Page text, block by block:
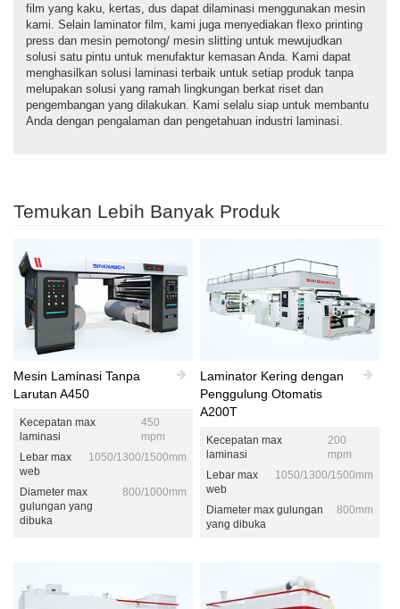
film yang kaku, kertas, dus dapat dilaminasi menggunakan mesin
kami. Selain laminator film, kami juga menyediakan flexo printing
press dan mesin pemotong/ mesin slitting untuk mewujudkan
solusi satu pintu untuk menufaktur kemasan Anda. Kami dapat
menghasilkan solusi laminasi terbaik untuk setiap produk tanpa
melupakan solusi yang ramah lingkungan berkat riset dan
pengembangan yang dilakukan. Kami selalu siap untuk membantu
Anda dengan pengalaman dan pengetahuan industri laminasi.
Temukan Lebih Banyak Produk
Mesin Laminasi Tanpa
Larutan A450
Kecepatan max
laminasi
450
mpm
Lebar max
web
1050/1300/1500mm
Diameter max
gulungan yang
dibuka
800/1000mm
Laminator Kering dengan
Penggulung Otomatis
A200T
Kecepatan max
laminasi
200
mpm
Lebar max
web
1050/1300/1500mm
Diameter max gulungan
yang dibuka
800mm